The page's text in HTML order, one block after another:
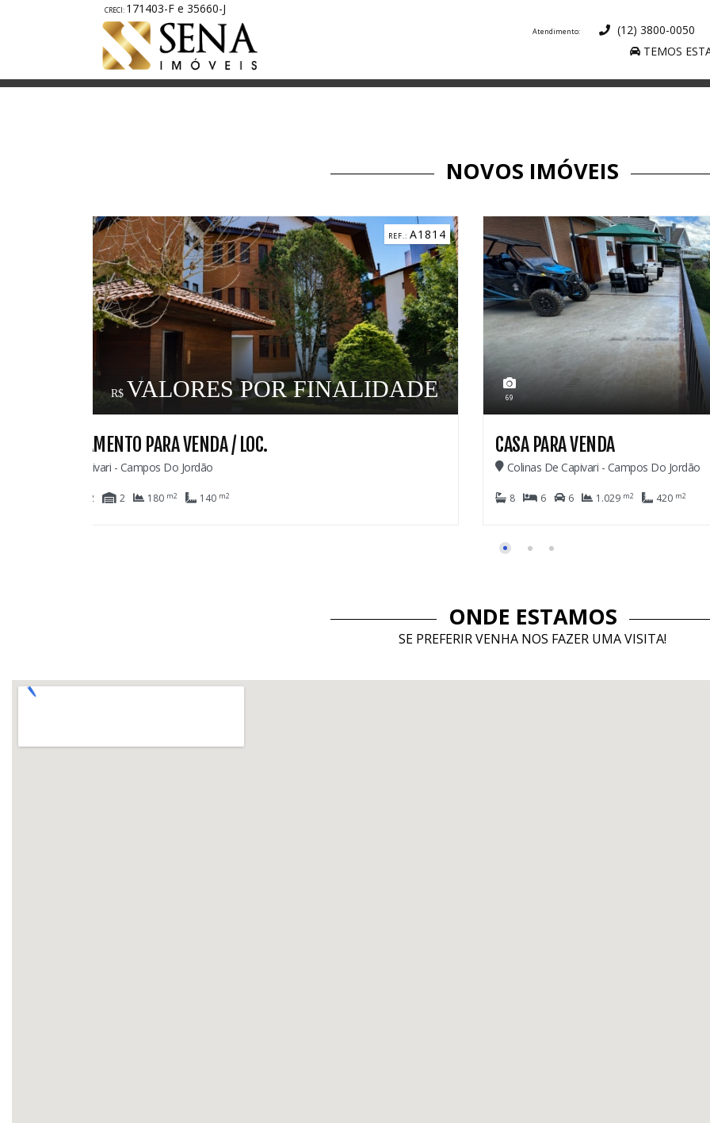
171403-F e 35660-J
(12) 3800-0050
TEMOS
NOVOS IMÓVEIS
C3184
2.600.000,00
69
CASA PARA VENDA
Colinas De Capivari - Campos Do Jordão
6 6 1.029
CASA EM
Imbiry - Campos Do Jordão
3 4 2 911m2
ONDE ESTAMOS
SE PREFERIR VENHA NOS FAZER UMA VISITA!